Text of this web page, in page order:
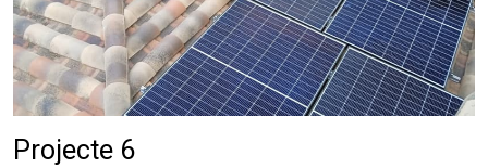
Projecte 6